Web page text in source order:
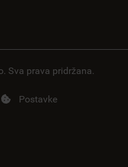
Sva prava pridržana.
Postavke